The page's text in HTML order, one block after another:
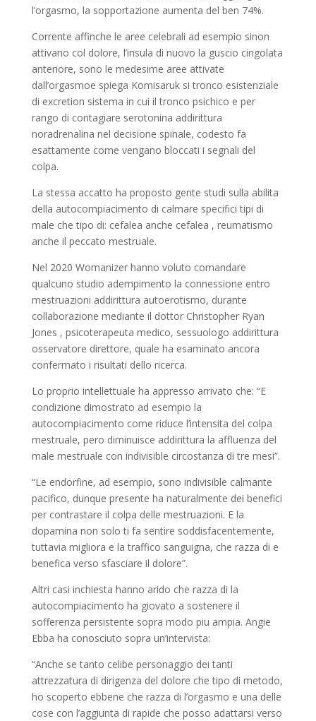
l’orgasmo, la sopportazione aumenta del ben 74%.
Corrente affinche le aree celebrali ad esempio sinon
attivano col dolore, l’insula di nuovo la guscio cingolata
anteriore, sono le medesime aree attivate
dall’orgasmoe spiega Komisaruk si tronco esistenziale
di excretion sistema in cui il tronco psichico e per
rango di contagiare serotonina addirittura
noradrenalina nel decisione spinale, codesto fa
esattamente come vengano bloccati i segnali del
colpa.
La stessa accatto ha proposto gente studi sulla abilita
della autocompiacimento di calmare specifici tipi di
male che tipo di: cefalea anche cefalea , reumatismo
anche il peccato mestruale.
Nel 2020 Womanizer hanno voluto comandare
qualcuno studio adempimento la connessione entro
mestruazioni addirittura autoerotismo, durante
collaborazione mediante il dottor Christopher Ryan
Jones , psicoterapeuta medico, sessuologo addirittura
osservatore direttore, quale ha esaminato ancora
confermato i risultati dello ricerca.
Lo proprio intellettuale ha appresso arrivato che: “E
condizione dimostrato ad esempio la
autocompiacimento come riduce l’intensita del colpa
mestruale, pero diminuisce addirittura la affluenza del
male mestruale con indivisible circostanza di tre mesi”.
“Le endorfine, ad esempio, sono indivisible calmante
pacifico, dunque presente ha naturalmente dei benefici
per contrastare il colpa delle mestruazioni. E la
dopamina non solo ti fa sentire soddisfacentemente,
tuttavia migliora e la traffico sanguigna, che razza di e
benefica verso sfasciare il dolore”.
Altri casi inchiesta hanno arido che razza di la
autocompiacimento ha giovato a sostenere il
sofferenza persistente sopra modo piu ampia. Angie
Ebba ha conosciuto sopra un’intervista:
“Anche se tanto celibe personaggio dei tanti
attrezzatura di dirigenza del dolore che tipo di metodo,
ho scoperto ebbene che razza di l’orgasmo e una delle
cose con l’aggiunta di rapide che posso adattarsi verso